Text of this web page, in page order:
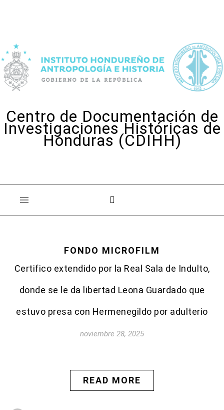
Centro de Documentación de
Investigaciones Históricas de
Honduras (CDIHH)
FONDO MICROFILM
Certifico extendido por la Real Sala de Indulto,
donde se le da libertad Leona Guardado que
estuvo presa con Hermenegildo por adulterio
noviembre 28, 2025
READ MORE